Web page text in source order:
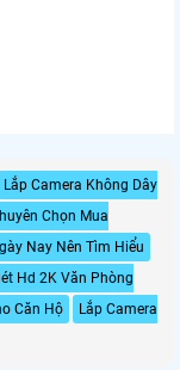
Lắp Camera Không Dây
Chọn Mua
Nay Nên Tìm Hiểu
Hd 2K Văn Phòng
Căn Hộ
Lắp Camera